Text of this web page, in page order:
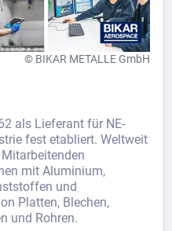
© BIKAR METALLE GmbH
als Lieferant für NE-
fest etabliert. Weltweit
mit Aluminium,
und
Platten, Blechen,
und Rohren.